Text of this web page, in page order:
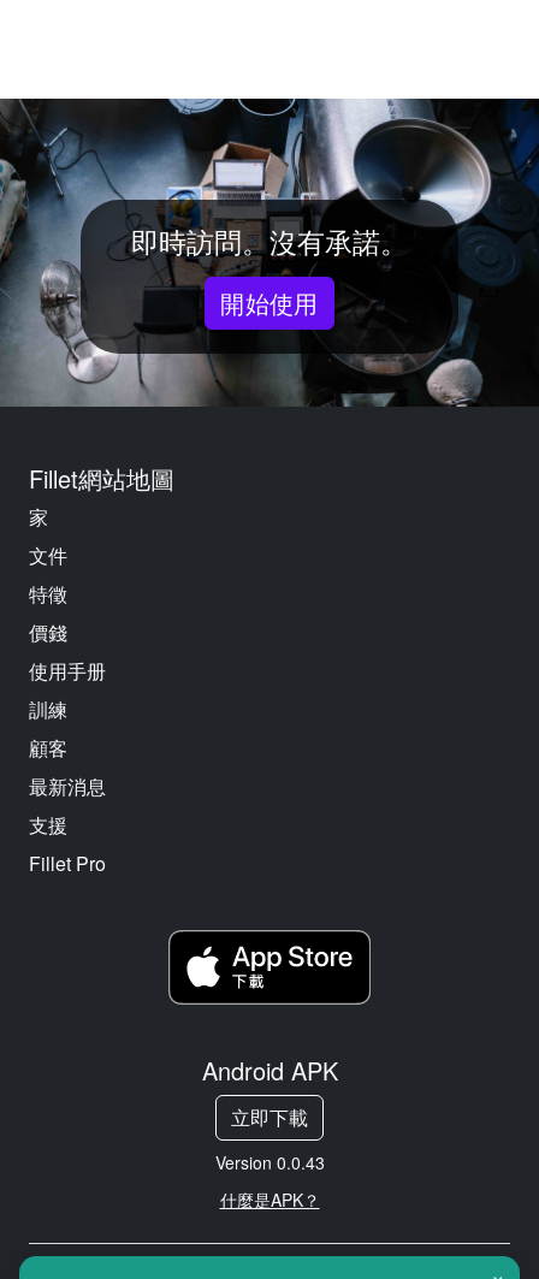
即時訪問。沒有承諾。
開始使用
Fillet網站地圖
家
文件
特徵
價錢
使用手册
訓練
顧客
最新消息
支援
Fillet Pro
Android APK
立即下載
Version 0.0.43
什麼是APK？